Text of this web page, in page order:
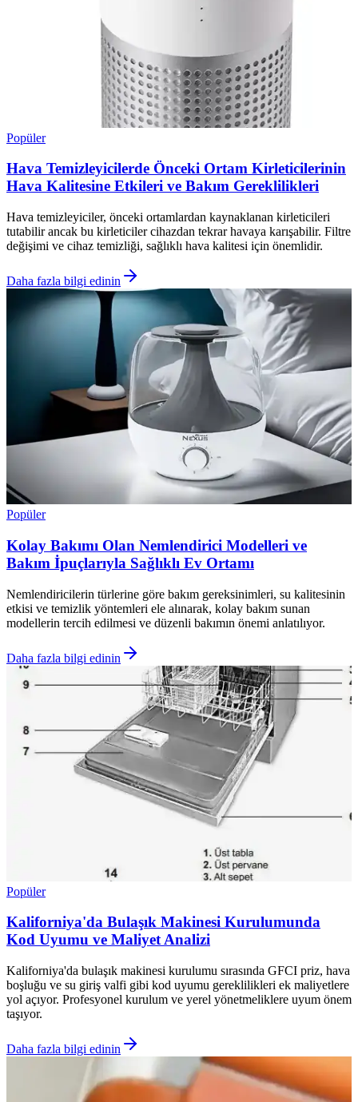
Popüler
Hava Temizleyicilerde Önceki Ortam Kirleticilerinin
Hava Kalitesine Etkileri ve Bakım Gereklilikleri
Hava temizleyiciler, önceki ortamlardan kaynaklanan kirleticileri
tutabilir ancak bu kirleticiler cihazdan tekrar havaya karışabilir. Filtre
değişimi ve cihaz temizliği, sağlıklı hava kalitesi için önemlidir.
Daha fazla bilgi edinin
Popüler
Kolay Bakımı Olan Nemlendirici Modelleri ve
Bakım İpuçlarıyla Sağlıklı Ev Ortamı
Nemlendiricilerin türlerine göre bakım gereksinimleri, su kalitesinin
etkisi ve temizlik yöntemleri ele alınarak, kolay bakım sunan
modellerin tercih edilmesi ve düzenli bakımın önemi anlatılıyor.
Daha fazla bilgi edinin
Popüler
Kaliforniya'da Bulaşık Makinesi Kurulumunda
Kod Uyumu ve Maliyet Analizi
Kaliforniya'da bulaşık makinesi kurulumu sırasında GFCI priz, hava
boşluğu ve su giriş valfi gibi kod uyumu gereklilikleri ek maliyetlere
yol açıyor. Profesyonel kurulum ve yerel yönetmeliklere uyum önem
taşıyor.
Daha fazla bilgi edinin